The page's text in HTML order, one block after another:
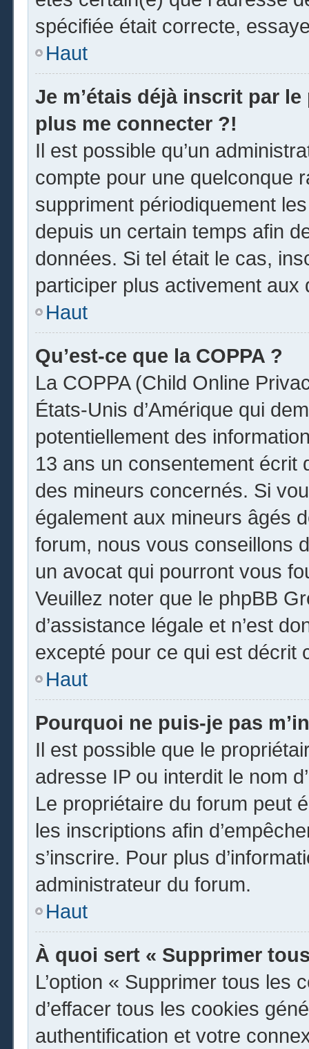
spécifiée était correcte,
Haut
Je m’étais déjà inscrit par
plus me connecter ?!
Il est possible qu’un
compte pour une quelconque
suppriment périodiquement
depuis un certain temps afin
données. Si tel était le cas,
participer plus activement
Haut
Qu’est-ce que la COPPA ?
La COPPA (Child Online
États-Unis d’Amérique qui
potentiellement des
13 ans un consentement écrit
des mineurs concernés. Si
également aux mineurs âgés
forum, nous vous conseillons
un avocat qui pourront vous
Veuillez noter que le phpBB
d’assistance légale et n’est
excepté pour ce qui est décrit
Haut
Pourquoi ne puis-je pas
Il est possible que le
adresse IP ou interdit le nom
Le propriétaire du forum peut
les inscriptions afin
s’inscrire. Pour plus
administrateur du forum.
Haut
À quoi sert « Supprimer
L’option « Supprimer tous les
d’effacer tous les cookies
authentification et votre